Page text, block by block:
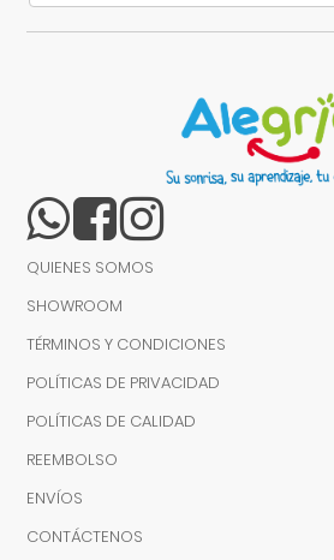
QUIENES SOMOS
SHOWROOM
TÉRMINOS Y CONDICIONES
POLÍTICAS DE PRIVACIDAD
POLÍTICAS DE CALIDAD
REEMBOLSO
ENVÍOS
CONTÁCTENOS